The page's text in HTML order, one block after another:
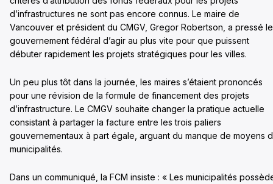
d’infrastructures ne sont pas encore connus. Le maire de
Vancouver et président du CMGV, Gregor Robertson, a pressé le
gouvernement fédéral d’agir au plus vite pour que puissent
débuter rapidement les projets stratégiques pour les villes.
Un peu plus tôt dans la journée, les maires s’étaient prononcés
pour une révision de la formule de financement des projets
d’infrastructure. Le CMGV souhaite changer la pratique actuelle
consistant à partager la facture entre les trois paliers
gouvernementaux à part égale, arguant du manque de moyens
municipalités.
Dans un communiqué, la FCM insiste : « Les municipalités